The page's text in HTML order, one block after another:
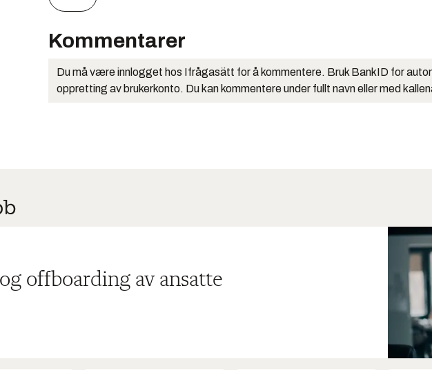
Kommentarer
Du må være innlogget hos Ifrågasätt for å kommentere. Bruk BankID for
oppretting av brukerkonto. Du kan kommentere under fullt navn eller med
offboarding av ansatte